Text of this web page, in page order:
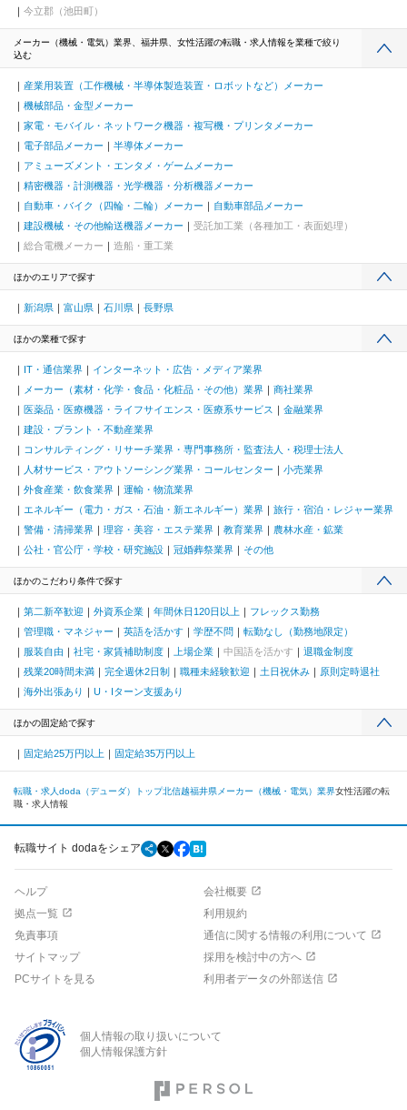
今立郡（池田町）
メーカー（機械・電気）業界、福井県、女性活躍の転職・求人情報を業種で絞り
込む
産業用装置（工作機械・半導体製造装置・ロボットなど）メーカー
機械部品・金型メーカー
家電・モバイル・ネットワーク機器・複写機・プリンタメーカー
電子部品メーカー
半導体メーカー
アミューズメント・エンタメ・ゲームメーカー
精密機器・計測機器・光学機器・分析機器メーカー
自動車・バイク（四輪・二輪）メーカー
自動車部品メーカー
建設機械・その他輸送機器メーカー
受託加工業（各種加工・表面処理）
総合電機メーカー
造船・重工業
ほかのエリアで探す
新潟県 富山県 石川県 長野県
ほかの業種で探す
IT・通信業界
インターネット・広告・メディア業界
メーカー（素材・化学・食品・化粧品・その他）業界
商社業界
医薬品・医療機器・ライフサイエンス・医療系サービス
金融業界
建設・プラント・不動産業界
コンサルティング・リサーチ業界・専門事務所・監査法人・税理士法人
人材サービス・アウトソーシング業界・コールセンター
小売業界
外食産業・飲食業界
運輸・物流業界
エネルギー（電力・ガス・石油・新エネルギー）業界
旅行・宿泊・レジャー業界
警備・清掃業界
理容・美容・エステ業界 教育業界
農林水産・鉱業
公社・官公庁・学校・研究施設
冠婚葬祭業界 その他
ほかのこだわり条件で探す
第二新卒歓迎 外資系企業 年間休日120日以上
フレックス勤務
管理職・マネジャー
英語を活かす 学歴不問
転勤なし（勤務地限定）
服装自由
社宅・家賃補助制度 上場企業 中国語を活かす
退職金制度
残業20時間未満
完全週休2日制 職種未経験歓迎 土日祝休み
原則定時退社
海外出張あり
U・Iターン支援あり
ほかの固定給で探す
固定給25万円以上 固定給35万円以上
転職・求人doda（デューダ）トップ北信越福井県 メーカー（機械・電気）業界女性活躍の転
職・求人情報
転職サイト dodaをシェア
ヘルプ
会社概要
拠点一覧
利用規約
免責事項
通信に関する情報の利用について
サイトマップ
採用を検討中の方へ
PCサイトを見る
利用者データの外部送信
個人情報の取り扱いについて
個人情報保護方針